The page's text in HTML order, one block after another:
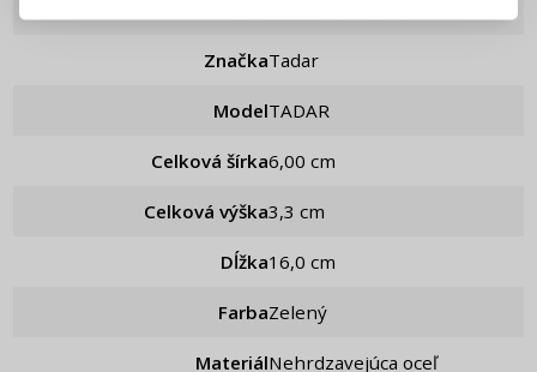
Značka Tadar
Model TADAR
Celková šírka 6,00 cm
Celková výška 3,3 cm
Dĺžka 16,0 cm
Farba Zelený
Materiál Nehrdzavejúca oceľ